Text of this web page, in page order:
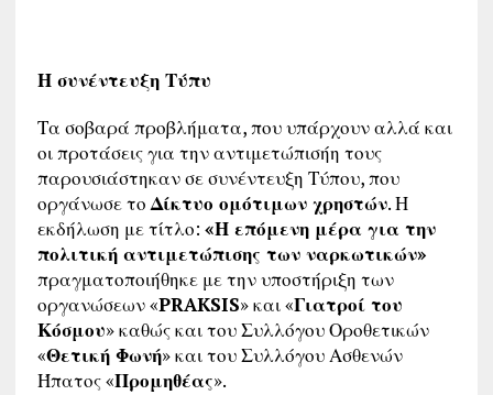
Η συνέντευξη Τύπυ
Τα σοβαρά προβλήματα, που υπάρχουν αλλά και
οι προτάσεις για την αντιμετώπισήη τους
παρουσιάστηκαν σε συνέντευξη Τύπου, που
οργάνωσε τοΔίκτυο ομότιμων χρηστών. Η
εκδήλωση με τίτλο: «Η επόμενη μέρα για την
πολιτική αντιμετώπισης των ναρκωτικών»
πραγματοποιήθηκε με την υποστήριξη των
οργανώσεων «PRAKSIS» και «Γιατροί του
Κόσμου» καθώς και του Συλλόγου Οροθετικών
«Θετική Φωνή» και του Συλλόγου Ασθενών
Ήπατος «Προμηθέας».